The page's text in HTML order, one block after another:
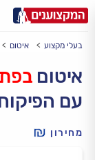
עירעיר: תל אביב,
בעלי מקצוע איטום
איטום
עם
מחירון